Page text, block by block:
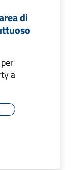
di
a